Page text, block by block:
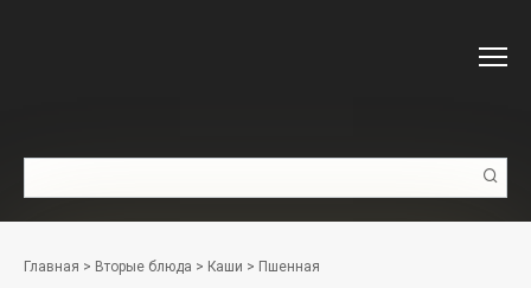
Главная > Вторые блюда > Каши > Пшенная